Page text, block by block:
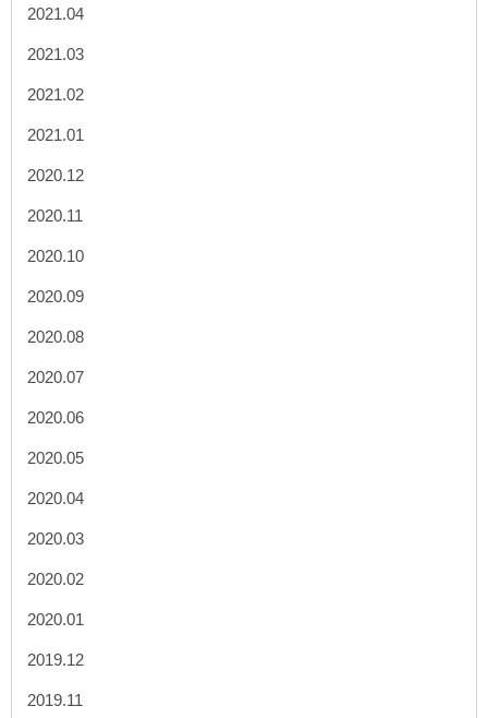
2021.04
2021.03
2021.02
2021.01
2020.12
2020.11
2020.10
2020.09
2020.08
2020.07
2020.06
2020.05
2020.04
2020.03
2020.02
2020.01
2019.12
2019.11